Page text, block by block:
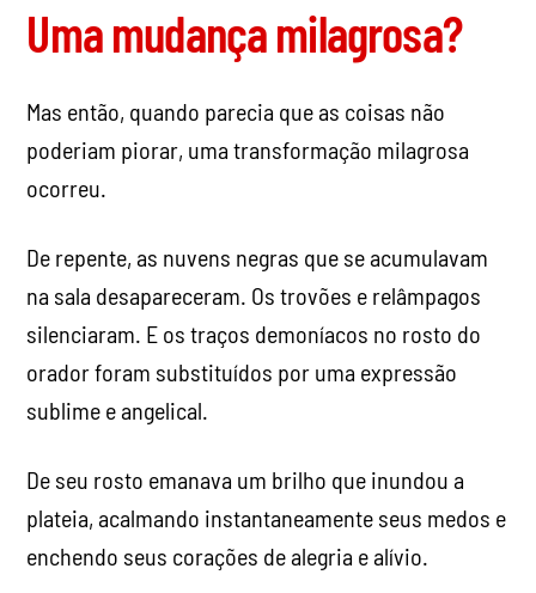
Uma mudança milagrosa?
Mas então, quando parecia que as coisas não
poderiam piorar, uma transformação milagrosa
ocorreu.
De repente, as nuvens negras que se acumulavam
na sala desapareceram. Os trovões e relâmpagos
silenciaram. E os traços demoníacos no rosto do
orador foram substituídos por uma expressão
sublime e angelical.
De seu rosto emanava um brilho que inundou a
plateia, acalmando instantaneamente seus medos e
enchendo seus corações de alegria e alívio.